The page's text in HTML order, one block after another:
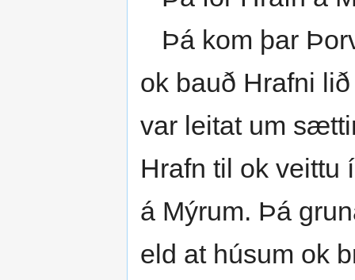
Þá kom þar
ok bauð Hrafni
var leitat um
Hrafn til ok veittu
á Mýrum. Þá
eld at húsum ok